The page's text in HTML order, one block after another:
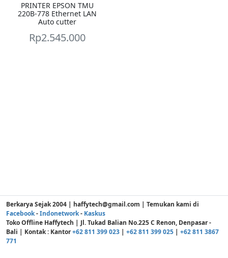
PRINTER EPSON TMU
220B-778 Ethernet LAN
Auto cutter
Rp2.545.000
Berkarya Sejak 2004 | haffytech@gmail.com | Temukan kami di
Facebook-Indonetwork- Kaskus
Toko Offline Haffytech | Jl. Tukad Balian No.225 C Renon, Denpasar -
Bali | Kontak : Kantor+62 811 399 023 | +62 811 399 025 | +62 811 3867
771